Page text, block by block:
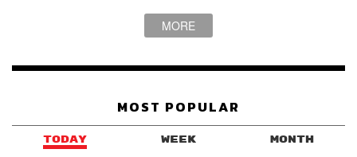
MORE
MOST POPULAR
TODAY WEEK MONTH